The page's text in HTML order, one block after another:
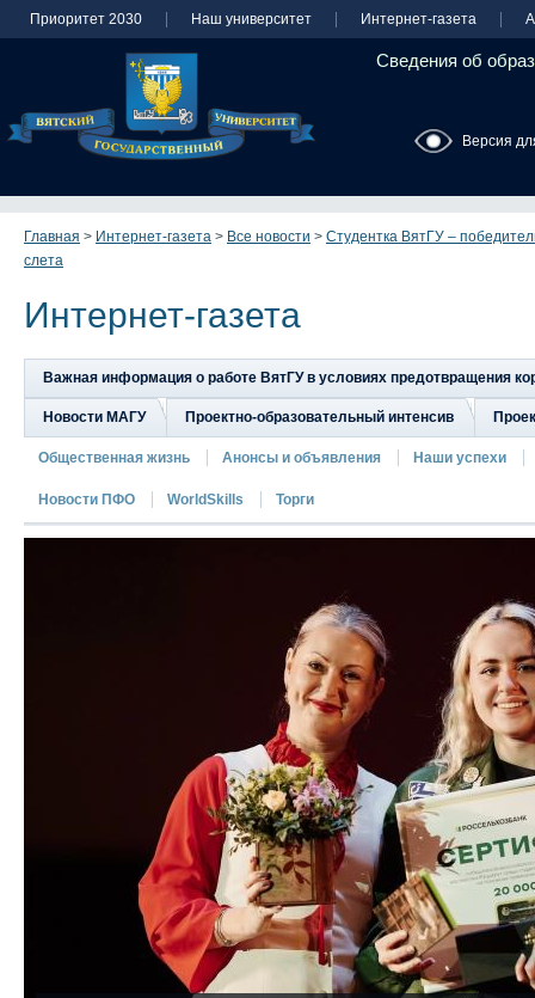
Приоритет 2030 Наш университет Интернет-газета
Сведения об
Версия
Главная > Интернет-газета > Все новости > Студентка ВятГУ –
слета
Интернет-газета
Важная информация о работе ВятГУ в условиях предотвращения
Новости МАГУ Проектно-образовательный интенсив
Общественная жизнь Анонсы и объявления Наши успехи
Новости ПФО WorldSkills Торги